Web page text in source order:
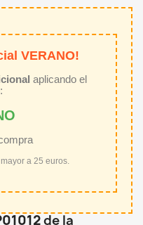
VERANO!
aplicando el
a 25 euros.
de la